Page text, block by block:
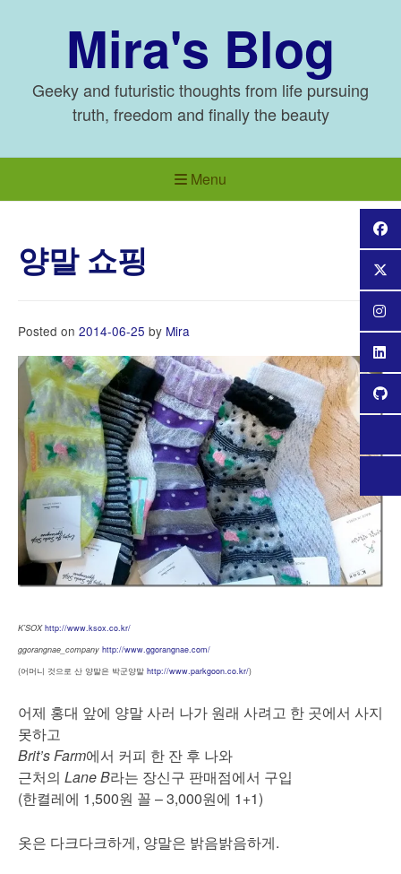
Mira's Blog
Geeky and futuristic thoughts from life pursuing
truth, freedom and finally the beauty
Menu
양말 쇼핑
Posted on 2014-06-25 by Mira
K’SOX http://www.ksox.co.kr/
ggorangnae_company http://www.ggorangnae.com/
(어머니 것으로 산 양말은 박군양말 http://www.parkgoon.co.kr/)
어제 홍대 앞에 양말 사러 나가 원래 사려고 한 곳에서 사지
못하고
Brit’s Farm에서 커피 한 잔 후 나와
근처의 Lane B라는 장신구 판매점에서 구입
(한켤레에 1,500원 꼴 – 3,000원에 1+1)
옷은 다크다크하게, 양말은 밝음밝음하게.